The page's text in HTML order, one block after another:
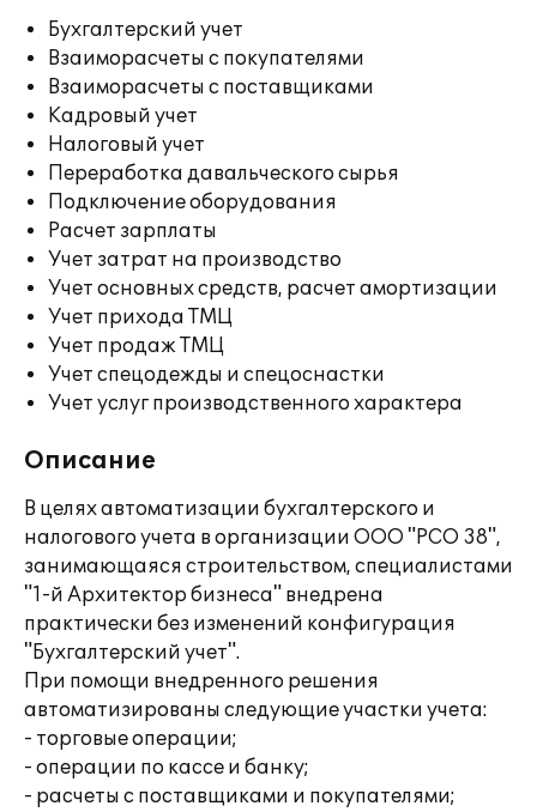
Бухгалтерский учет
Взаиморасчеты с покупателями
Взаиморасчеты с поставщиками
Кадровый учет
Налоговый учет
Переработка давальческого сырья
Подключение оборудования
Расчет зарплаты
Учет затрат на производство
Учет основных средств, расчет амортизации
Учет прихода ТМЦ
Учет продаж ТМЦ
Учет спецодежды и спецоснастки
Учет услуг производственного характера
Описание
В целях автоматизации бухгалтерского и
налогового учета в организации ООО "РСО 38",
занимающаяся строительством, специалистами
"1-й Архитектор бизнеса" внедрена
практически без изменений конфигурация
"Бухгалтерский учет".
При помощи внедренного решения
автоматизированы следующие участки учета:
- торговые операции;
- операции по кассе и банку;
- расчеты с поставщиками и покупателями;